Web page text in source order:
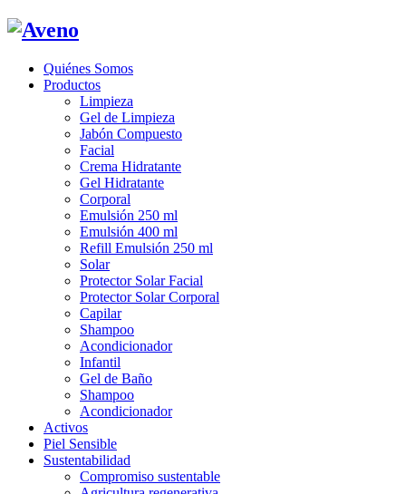
Quiénes Somos
Productos
Limpieza
Gel de Limpieza
Jabón Compuesto
Facial
Crema Hidratante
Gel Hidratante
Corporal
Emulsión 250 ml
Emulsión 400 ml
Refill Emulsión 250 ml
Solar
Protector Solar Facial
Protector Solar Corporal
Capilar
Shampoo
Acondicionador
Infantil
Gel de Baño
Shampoo
Acondicionador
Activos
Piel Sensible
Sustentabilidad
Compromiso sustentable